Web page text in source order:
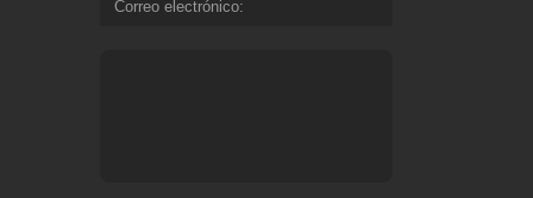
Correo electrónico